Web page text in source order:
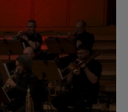
a, elemente de